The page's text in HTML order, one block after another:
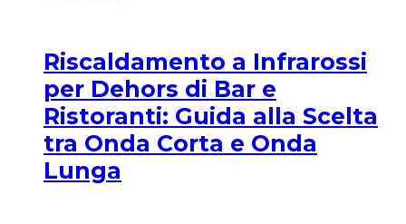
Riscaldamento a Infrarossi
per Dehors di Bar e
Ristoranti: Guida alla Scelta
tra Onda Corta e Onda
Lunga